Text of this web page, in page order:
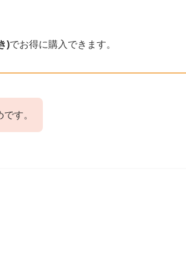
)でお得に購入できます。
す。